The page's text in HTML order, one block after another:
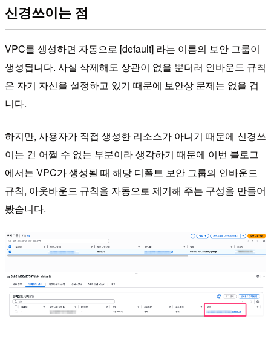
신경쓰이는 점
VPC를 생성하면 자동으로 [default] 라는 이름의 보안 그룹이
생성됩니다. 사실 삭제해도 상관이 없을 뿐더러 인바운드 규칙
은 자기 자신을 설정하고 있기 때문에 보안상 문제는 없을 겁
니다.
하지만, 사용자가 직접 생성한 리소스가 아니기 때문에 신경쓰
이는 건 어쩔 수 없는 부분이라 생각하기 때문에 이번 블로그
에서는 VPC가 생성될 때 해당 디폴트 보안 그룹의 인바운드
규칙, 아웃바운드 규칙을 자동으로 제거해 주는 구성을 만들어
봤습니다.